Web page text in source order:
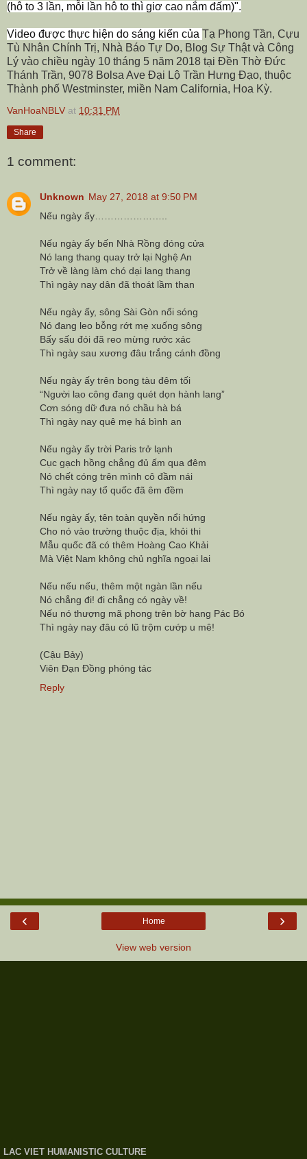
(hô to 3 lần, mỗi lần hô to thì giơ cao nắm đấm)".
Video được thực hiện do sáng kiến của Tạ Phong Tần, Cựu
Tù Nhân Chính Trị, Nhà Báo Tự Do, Blog Sự Thật và Công
Lý vào chiều ngày 10 tháng 5 năm 2018 tại Đền Thờ Đức
Thánh Trần, 9078 Bolsa Ave Đại Lộ Trần Hưng Đạo, thuộc
Thành phố Westminster, miền Nam California, Hoa Kỳ.
VanHoaNBLV at 10:31 PM
Share
1 comment:
Unknown May 27, 2018 at 9:50 PM
Nếu ngày ấy…………………..
Nếu ngày ấy bến Nhà Rồng đóng cửa
Nó lang thang quay trở lại Nghệ An
Trở về làng làm chó dại lang thang
Thì ngày nay dân đã thoát lầm than
Nếu ngày ấy, sông Sài Gòn nổi sóng
Nó đang leo bỗng rớt mẹ xuống sông
Bấy sấu đói đã reo mừng rước xác
Thì ngày sau xương đâu trắng cánh đồng
Nếu ngày ấy trên bong tàu đêm tối
“Người lao công đang quét dọn hành lang”
Cơn sóng dữ đưa nó chầu hà bá
Thì ngày nay quê mẹ há bình an
Nếu ngày ấy trời Paris trở lạnh
Cục gạch hồng chẳng đủ ấm qua đêm
Nó chết cóng trên mình cô đầm nái
Thì ngày nay tổ quốc đã êm đềm
Nếu ngày ấy, tên toàn quyền nổi hứng
Cho nó vào trường thuộc địa, khỏi thi
Mẫu quốc đã có thêm Hoàng Cao Khải
Mà Việt Nam không chủ nghĩa ngoại lai
Nếu nếu nếu, thêm một ngàn lần nếu
Nó chẳng đi! đi chẳng có ngày về!
Nếu nó thượng mã phong trên bờ hang Pác Bó
Thì ngày nay đâu có lũ trộm cướp u mê!
(Cậu Bảy)
Viên Đạn Đồng phóng tác
Reply
‹ ›
Home
View web version
LAC VIET HUMANISTIC CULTURE